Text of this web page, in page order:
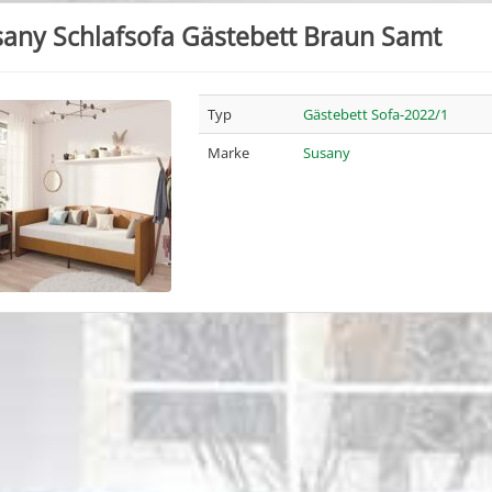
Schlafsofa Gästebett Braun Samt
Typ
Gästebett Sofa-2022/1
Marke
Susany